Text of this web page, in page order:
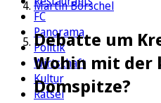
FC
Panorama
Politik
Wirtschaft
Kultur
Rätsel
Martin Börschel
Debatte um
Wohin mit der
Domspitze?